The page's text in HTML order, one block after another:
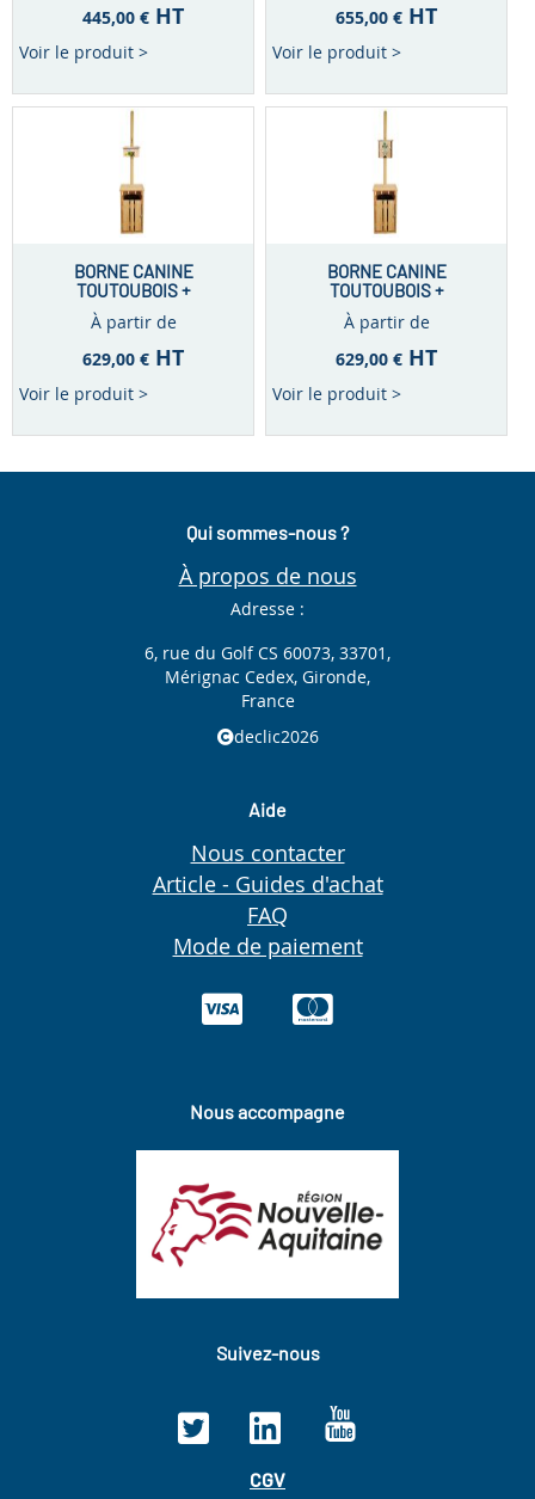
445,00 € HT
Voir le produit >
655,00 € HT
Voir le produit >
BORNE CANINE
TOUTOUBOIS +
DISTRIBUTEUR ROULEAU
DE SACS
À partir de
629,00 € HT
Voir le produit >
BORNE CANINE
TOUTOUBOIS +
DISTRIBUTEUR PAPIER
À partir de
629,00 € HT
Voir le produit >
Qui sommes-nous ?
À propos de nous
Adresse :
6, rue du Golf CS 60073, 33701,
Mérignac Cedex, Gironde,
France
declic2026
Aide
Nous contacter
Article - Guides d'achat
FAQ
Mode de paiement
Nous accompagne
Suivez-nous
CGV